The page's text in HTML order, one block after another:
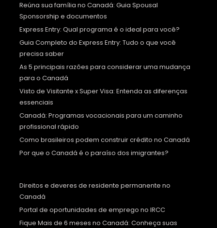
Reúna sua família no Canadá: Guia Spousal
Sponsorship e documentos
Express Entry: Qual programa é o ideal para você?
Guia Completo do Express Entry: Tudo o que você
precisa saber
As 5 principais razões para considerar uma mudança
para o Canadá
Visto de Visitante x Super Visa: Entenda as diferenças
essenciais
Canadá: Programas vocacionais para um caminho
profissional rápido
Como brasileiros podem construir crédito no Canadá
Por que o Canadá é o paraíso dos imigrantes?
Direitos e deveres de residente permanente no
Canadá
Portal de oportunidades de emprego no IRCC
Fique Mais de 6 meses no Canadá: Conheça suas